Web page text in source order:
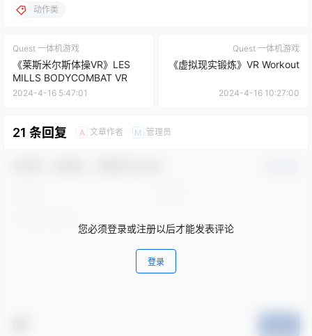
动作类
Quest 一体机游戏
《莱斯米尔斯体操VR》LES
MILLS BODYCOMBAT VR
2024-4-16 5:47:01
Quest 一体机游戏
《虚拟现实锻炼》VR Workout
2024-4-16 10:27:00
21 条回复 A 文章作者 M 管理员
您必须登录或注册以后才能发表评论
登录